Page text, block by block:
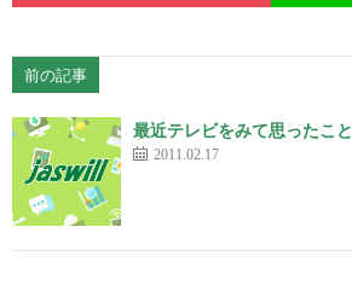
前の記事
最近テレビをみて思ったこと
2011.02.17